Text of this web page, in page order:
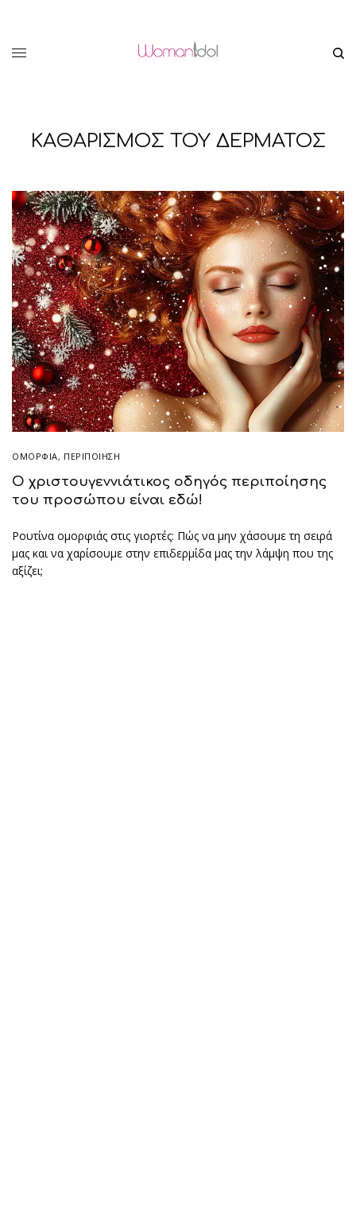
ΚΑΘΑΡΙΣΜΟΣ ΤΟΥ ΔΕΡΜΑΤΟΣ
ΟΜΟΡΦΙΑ, ΠΕΡΙΠΟΊΗΣΗ
Ο χριστουγεννιάτικος οδηγός περιποίησης
του προσώπου είναι εδώ!
Ρουτίνα ομορφιάς στις γιορτές: Πώς να μην χάσουμε τη σειρά
μας και να χαρίσουμε στην επιδερμίδα μας την λάμψη που της
αξίζει;